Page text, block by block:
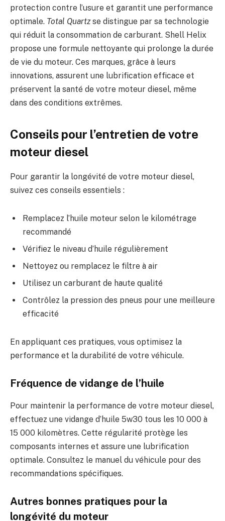
protection contre l’usure et garantit une performance
optimale. Total Quartzse distingue par sa technologie
qui réduit la consommation de carburant. Shell Helix
propose une formule nettoyante qui prolonge la durée
de vie du moteur. Ces marques, grâce à leurs
innovations, assurent une lubrification efficace et
préservent la santé de votre moteur diesel, même
dans des conditions extrêmes.
Conseils pour l’entretien de votre
moteur diesel
Pour garantir la longévité de votre moteur diesel,
suivez ces conseils essentiels :
Remplacez l’huile moteur selon le kilométrage
recommandé
Vérifiez le niveau d’huile régulièrement
Nettoyez ou remplacez le filtre à air
Utilisez un carburant de haute qualité
Contrôlez la pression des pneus pour une meilleure
efficacité
En appliquant ces pratiques, vous optimisez la
performance et la durabilité de votre véhicule.
Fréquence de vidange de l’huile
Pour maintenir la performance de votre moteur diesel,
effectuez une vidange d’huile 5w30 tous les 10 000 à
15 000 kilomètres. Cette régularité protège les
composants internes et assure une lubrification
optimale. Consultez le manuel du véhicule pour des
recommandations spécifiques.
Autres bonnes pratiques pour la
longévité du moteur